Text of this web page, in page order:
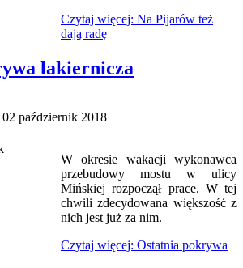
Czytaj więcej: Na Pijarów też
dają radę
lakiernicza
październik 2018
W okresie wakacji wykonawca
przebudowy mostu w ulicy
Mińskiej rozpoczął prace. W tej
chwili zdecydowana większość z
nich jest już za nim.
Czytaj więcej: Ostatnia pokrywa